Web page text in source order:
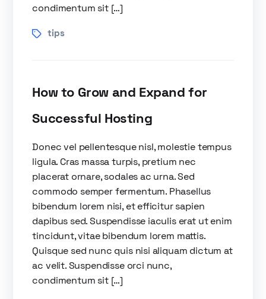
condimentum sit […]
tips
How to Grow and Expand for
Successful Hosting
Donec vel pellentesque nisl, molestie tempus
ligula. Cras massa turpis, pretium nec
placerat ornare, sodales ac urna. Sed
commodo semper fermentum. Phasellus
bibendum lorem nisi, et efficitur sapien
dapibus sed. Suspendisse iaculis erat ut enim
tincidunt, vitae bibendum lorem mattis.
Quisque sed nunc quis nisi aliquam dictum at
ac velit. Suspendisse orci nunc,
condimentum sit […]